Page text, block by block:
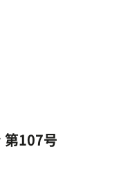
第107号